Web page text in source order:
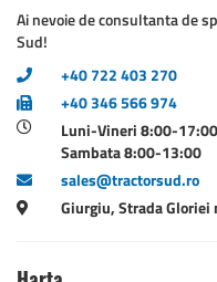
Ai nevoie de consultanta de
Sud!
+40 722 403 270
+40 346 566 974
Luni-Vineri 8:00-
Sambata 8:00-13:00
sales@tractorsud.ro
Giurgiu, Strada Gloriei